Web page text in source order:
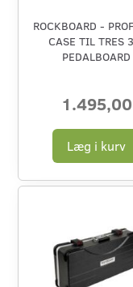
ROCKBOARD -
CASE TIL TRES
PEDALBOARD
1.495,00
Læg i kurv